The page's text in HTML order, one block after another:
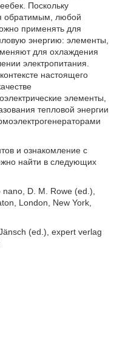
Поскольку
обратимым, любой
применять для
энергию: элементы,
для охлаждения
электропитания.
настоящего
элементы,
тепловой энергии
и ознакомление с
найти в следующих
D. M. Rowe (ed.),
London, New York,
(ed.), expert verlag